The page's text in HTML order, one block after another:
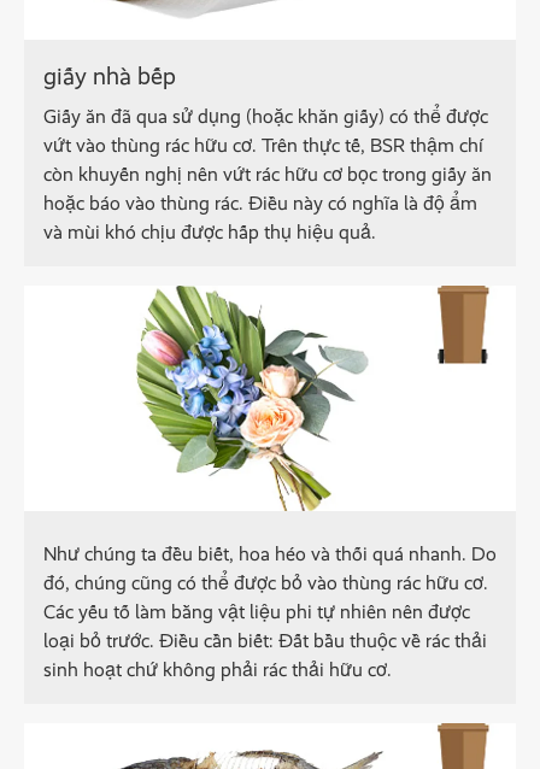
giấy nhà bếp
Giấy ăn đã qua sử dụng (hoặc khăn giấy) có thể được
vứt vào thùng rác hữu cơ. Trên thực tế, BSR thậm chí
còn khuyến nghị nên vứt rác hữu cơ bọc trong giấy ăn
hoặc báo vào thùng rác. Điều này có nghĩa là độ ẩm
và mùi khó chịu được hấp thụ hiệu quả.
Như chúng ta đều biết, hoa héo và thối quá nhanh. Do
đó, chúng cũng có thể được bỏ vào thùng rác hữu cơ.
Các yếu tố làm bằng vật liệu phi tự nhiên nên được
loại bỏ trước. Điều cần biết: Đất bầu thuộc về rác thải
sinh hoạt chứ không phải rác thải hữu cơ.